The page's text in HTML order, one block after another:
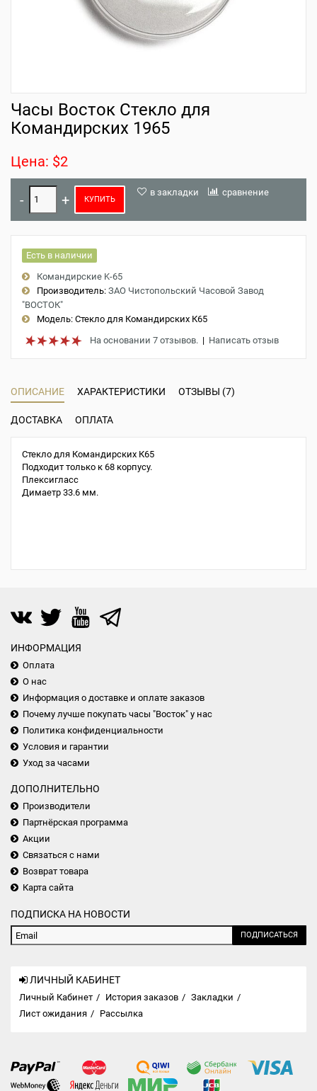
Часы Восток Стекло для
Командирских 1965
Цена: $2
КУПИТЬ
в закладки сравнение
Есть в наличии
Командирские K-65
Производитель: ЗАО Чистопольский Часовой Завод
"ВОСТОК"
Модель: Стекло для Командирских К65
На основании 7 отзывов. | Написать отзыв
ОПИСАНИЕ ХАРАКТЕРИСТИКИ ОТЗЫВЫ (7)
ДОСТАВКА ОПЛАТА
Стекло для Командирских К65
Подходит только к 68 корпусу.
Плексигласс
Димаетр 33.6 мм.
ИНФОРМАЦИЯ
Оплата
О нас
Информация о доставке и оплате заказов
Почему лучше покупать часы "Восток" у нас
Политика конфиденциальности
Условия и гарантии
Уход за часами
ДОПОЛНИТЕЛЬНО
Производители
Партнёрская программа
Акции
Связаться с нами
Возврат товара
Карта сайта
ПОДПИСКА НА НОВОСТИ
ПОДПИСАТЬСЯ
ЛИЧНЫЙ КАБИНЕТ
Личный Кабинет История заказов
Закладки
Лист ожидания
Рассылка